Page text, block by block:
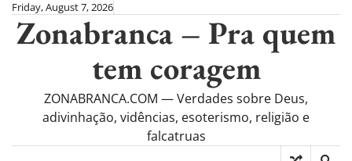
Skip
content
Friday, August 7, 2026
Zonabranca – Pra quem
tem coragem
ZONABRANCA.COM — Verdades sobre Deus,
adivinhação, vidências, esoterismo, religião e
falcatruas